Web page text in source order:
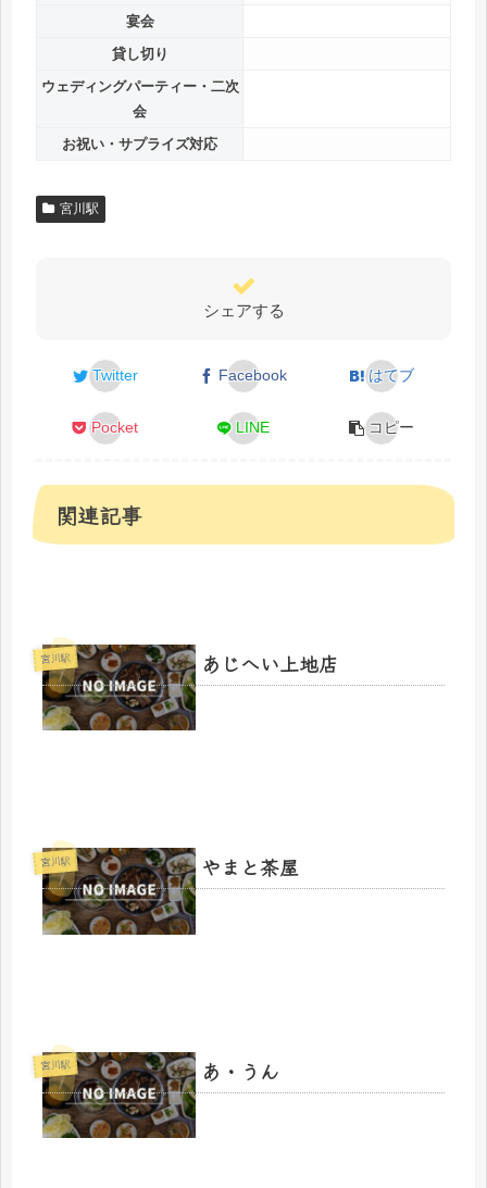
宴会
貸し切り
ウェディングパーティー・二次
会
お祝い・サプライズ対応
宮川駅
シェアする
Twitter Facebook はてブ
Pocket LINE コピー
関連記事
宮川駅 あじへい上地店
宮川駅 やまと茶屋
宮川駅 あ・うん